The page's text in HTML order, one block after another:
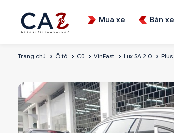
Mua xe Bán xe
Trang chủ Ô tô Cũ VinFast Lux SA 2.0 Plus